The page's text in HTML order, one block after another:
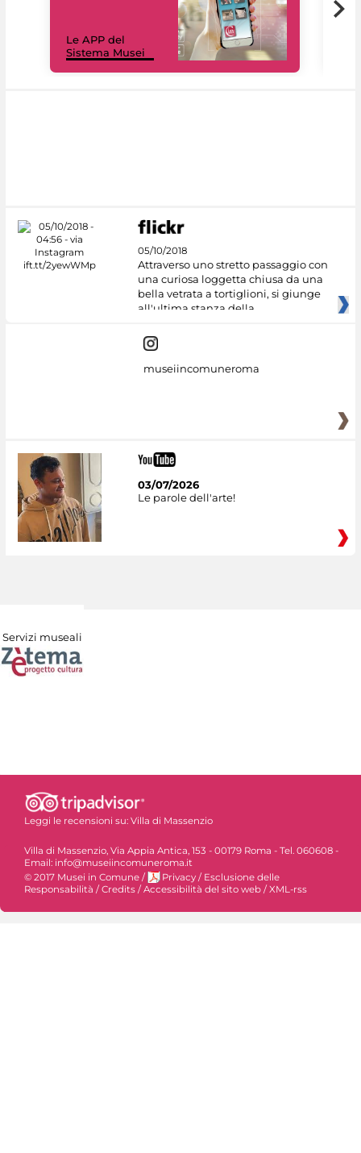
Le APP del
Sistema Musei
05/10/2018
Attraverso uno stretto passaggio con
una curiosa loggetta chiusa da una
bella vetrata a tortiglioni, si giunge
all'ultima stanza della
museiincomuneroma
03/07/2026
Le parole dell'arte!
Servizi museali
Leggi le recensioni su: Villa di Massenzio
Villa di Massenzio, Via Appia Antica, 153 - 00179 Roma - Tel. 060608 -
Email: info@museiincomuneroma.it
© 2017 Musei in Comune / Privacy / Esclusione delle
Responsabilità /Credits /Accessibilità del sito web /XML-rss